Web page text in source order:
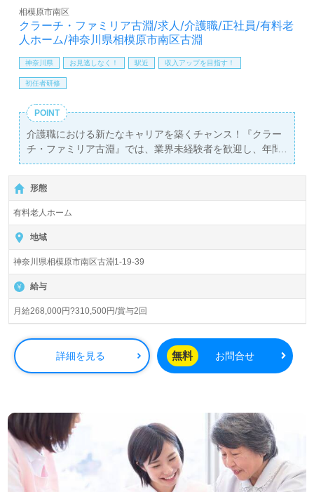
クラーチ・ファミリア古淵/求人/介護職/正社員/有料老
人ホーム/神奈川県相模原市南区古淵
相模原市南区
神奈川県 お見逃しなく！ 駅近 収入アップを目指す！
初任者研修
POINT
介護職における新たなキャリアを築くチャンス！『クラー
チ・ファミリア古淵』では、業界未経験者を歓迎し、年間
休日120日という充実したワークライフバランスを提供し
ています。月給は268,000円から310,500円で、賞与も年2
回支給されるため、安定した収入が得られます。この求人
は、初任者研修以上の資格を持つ方を対象としており、古
淵駅から徒歩5分というアクセスの良さも魅力の一つで
す。お車での通勤も可能です。
当施設は73名の入居者を受け入れ、全室個室でプライバシ
ーが守られています。運営する株式会社クラーチは、東
自社開発の『ユカリアケア』システムを使用して、24時間
体制でご入居者様の情報を家族に共有しています。このよ
うな先進的な取り組みは、安心と信頼を生み出し、介護の
現場におけるプロフェッショナルとしての価値を高めてい
ます。
ューマンリスペクトのカルチャーが根付いています。これ
により、資格や経験を活かしながら、仲間たちと共に高い
モチベーションで働くことができます。ご利用者様やご家
族へのおもてなしを大切にする職場で、感謝の気持ちを持
って介護サポートに携わることができます。
形態
有料老人ホーム
地域
神奈川県相模原市南区古淵1-19-39
給与
月給268,000円?310,500円/賞与2回
詳細を見る 無料 お問合せ